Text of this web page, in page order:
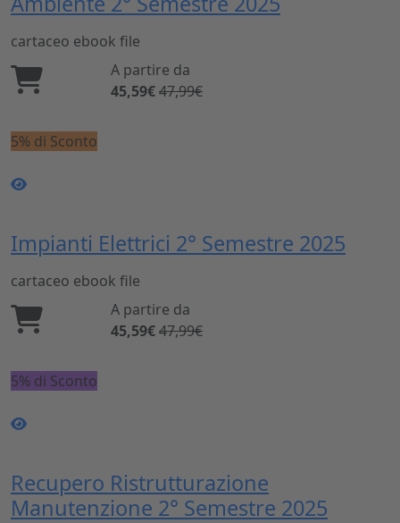
cartaceo ebook file
A partire da
45,59€47,99€
5% di Sconto
Impianti Elettrici 2° Semestre 2025
cartaceo ebook file
A partire da
45,59€47,99€
5% di Sconto
Recupero Ristrutturazione
Manutenzione 2° Semestre 2025